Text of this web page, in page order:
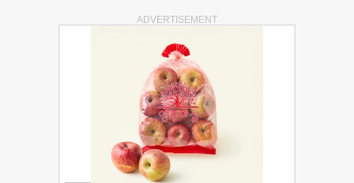
ADVERTISEMENT